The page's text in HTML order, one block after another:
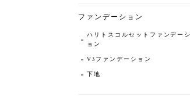
ファンデーション
ハリトスコルセットファンデーシ
ョン
V3ファンデーション
下地